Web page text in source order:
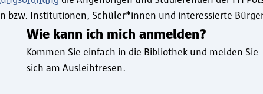
bzw. Institutionen, Schüler*innen und interessierte
Wie kann ich mich anmelden?
Kommen Sie einfach in die Bibliothek und melden Sie
sich am Ausleihtresen.